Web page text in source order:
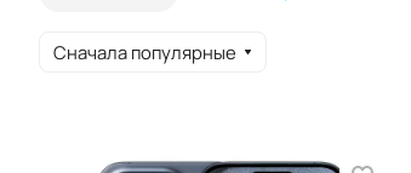
Сначала популярные